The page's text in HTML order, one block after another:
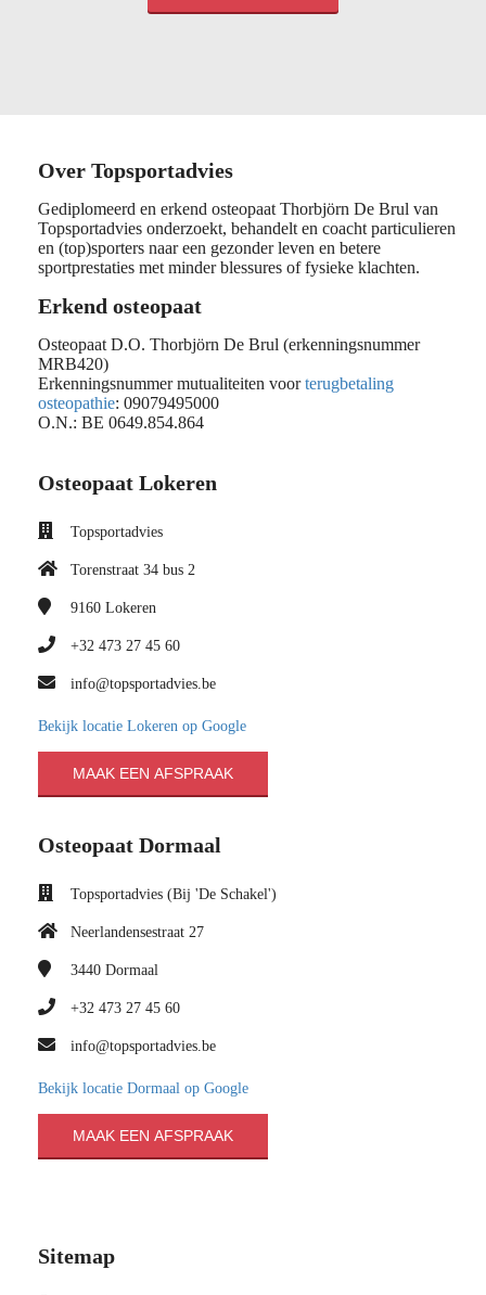
Over Topsportadvies
Gediplomeerd en erkend osteopaat Thorbjörn De Brul van
Topsportadvies onderzoekt, behandelt en coacht particulieren
en (top)sporters naar een gezonder leven en betere
sportprestaties met minder blessures of fysieke klachten.
Erkend osteopaat
Osteopaat D.O. Thorbjörn De Brul (erkenningsnummer
MRB420)
Erkenningsnummer mutualiteiten voorterugbetaling
osteopathie: 09079495000
O.N.: BE 0649.854.864
Osteopaat Lokeren
Topsportadvies
Torenstraat 34 bus 2
9160 Lokeren
+32 473 27 45 60
info@topsportadvies.be
Bekijk locatie Lokeren op Google
MAAK EEN AFSPRAAK
Osteopaat Dormaal
Topsportadvies (Bij 'De Schakel')
Neerlandensestraat 27
3440 Dormaal
+32 473 27 45 60
info@topsportadvies.be
Bekijk locatie Dormaal op Google
MAAK EEN AFSPRAAK
Sitemap